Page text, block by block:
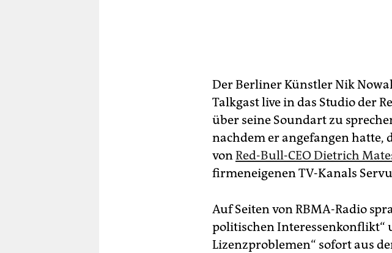
Der Berliner Künstler Nik
Talkgast live in das Studio der
über seine Soundart zu
nachdem er angefangen
vonRed-Bull-CEO Dietrich
firmeneigenen TV-Kanals
Auf Seiten von RBMA-Radio
politischen Interessenkonflikt“
Lizenzproblemen“ sofort aus